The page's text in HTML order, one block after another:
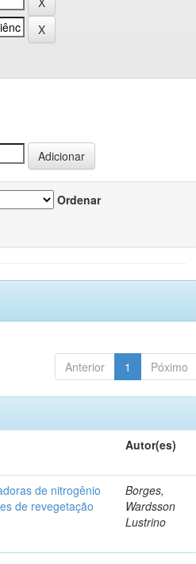
Ordenar
Anterior 1 Póximo
Autor(es)
de nitrogênio
de revegetação
Borges,
Wardsson
Lustrino